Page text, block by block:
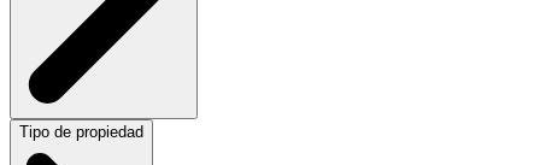
Tipo de propiedad